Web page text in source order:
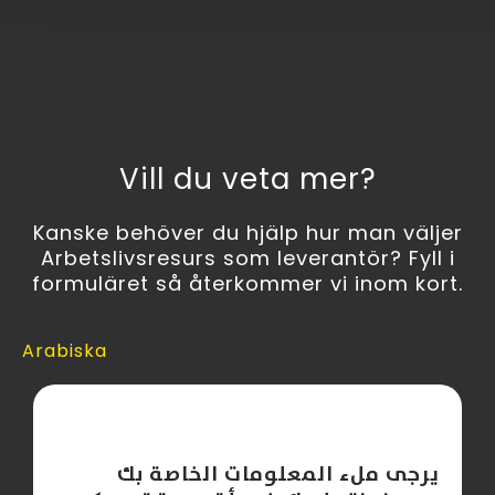
Vill du veta mer?
Kanske behöver du hjälp hur man väljer
Arbetslivsresurs som leverantör? Fyll i
formuläret så återkommer vi inom kort.
Arabiska
يرجى ملء المعلومات الخاصة بك